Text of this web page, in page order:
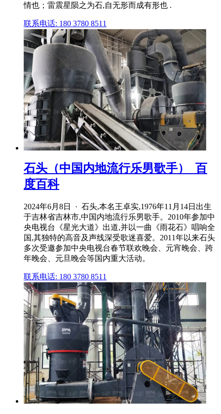
情也；雷震星陨之为石,自无形而成有形也 .
联系电话: 180 3780 8511
石头（中国内地流行乐男歌手）_百
度百科
2024年6月8日 · 石头,本名王卓实,1976年11月14日出生
于吉林省吉林市,中国内地流行乐男歌手。2010年参加中
央电视台《星光大道》出道,并以一曲《雨花石》唱响全
国,其独特的高音及声线深受歌迷喜爱。2011年以来石头
多次受邀参加中央电视台春节联欢晚会、元宵晚会、跨
年晚会、元旦晚会等国内重大活动。
联系电话: 180 3780 8511